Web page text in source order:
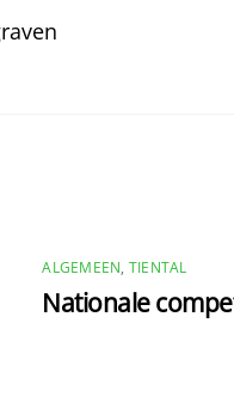
ALGEMEEN, TIENTAL
Nationale